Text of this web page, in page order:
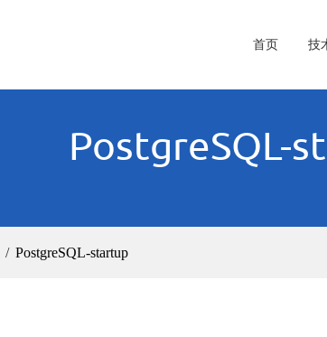
首页 技
PostgreSQL-
PostgreSQL-startup